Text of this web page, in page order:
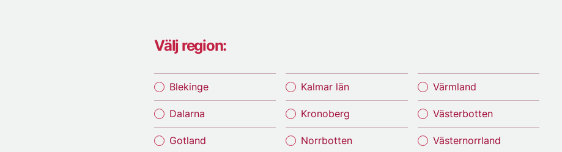
Välj region:
Blekinge
Dalarna
Gotland
Kalmar län
Kronoberg
Norrbotten
Värmland
Västerbotten
Västernorrland